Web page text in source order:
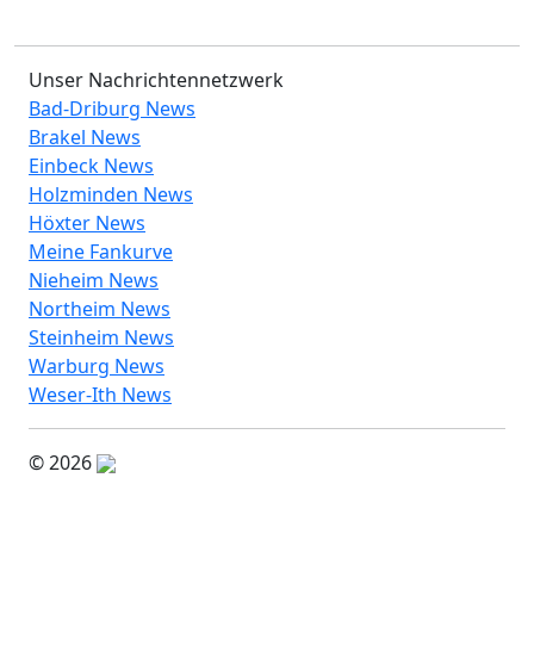
Unser Nachrichtennetzwerk
Bad-Driburg News
Brakel News
Einbeck News
Holzminden News
Höxter News
Meine Fankurve
Nieheim News
Northeim News
Steinheim News
Warburg News
Weser-Ith News
© 2026